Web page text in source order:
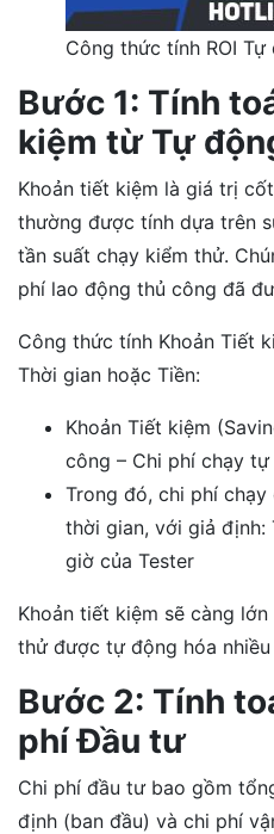
Công thức tính ROI
Bước 1: Tính
kiệm từ Tự
Khoản tiết kiệm là giá trị
thường được tính dựa trên
tần suất chạy kiểm thử.
phí lao động thủ công đã
Công thức tính Khoản Tiết
Thời gian hoặc Tiền:
Khoản Tiết kiệm
công – Chi phí chạy
Trong đó, chi phí
thời gian, với giả
giờ của Tester
Khoản tiết kiệm sẽ càng
thử được tự động hóa
Bước 2: Tính
phí Đầu tư
Chi phí đầu tư bao gồm
định (ban đầu) và chi phí